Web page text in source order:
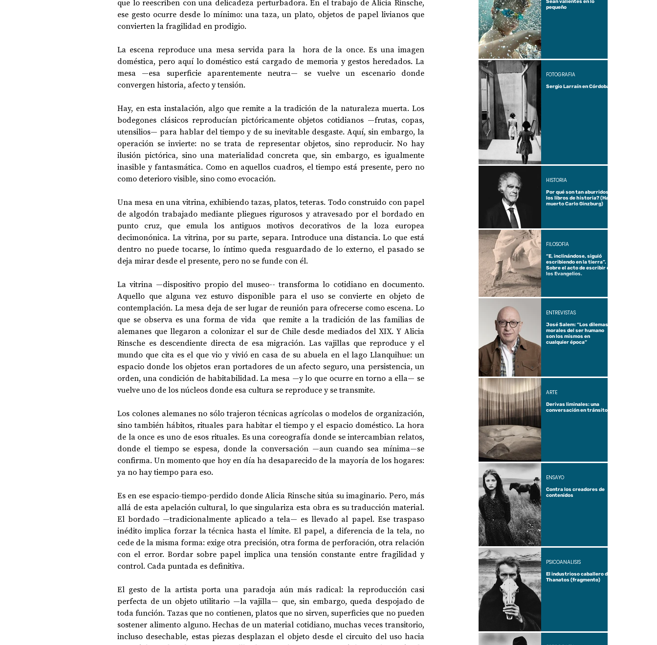
CIENCIA Y TECNOLOGÍA
que lo reescriben con una delicadeza perturbadora. En el trabajo de Alicia Rinsche,
ese gesto ocurre desde lo mínimo: una taza, un plato, objetos de papel livianos que
convierten la fragilidad en prodigio.
La escena reproduce una mesa servida para la  hora de la once. Es una imagen
doméstica, pero aquí lo doméstico está cargado de memoria y gestos heredados. La
mesa —esa superficie aparentemente neutra— se vuelve un escenario donde
convergen historia, afecto y tensión.
Hay, en esta instalación, algo que remite a la tradición de la naturaleza muerta. Los
bodegones clásicos reproducían pictóricamente objetos cotidianos —frutas, copas,
utensilios— para hablar del tiempo y de su inevitable desgaste. Aquí, sin embargo, la
operación se invierte: no se trata de representar objetos, sino reproducir. No hay
ilusión pictórica, sino una materialidad concreta que, sin embargo, es igualmente
inasible y fantasmática. Como en aquellos cuadros, el tiempo está presente, pero no
como deterioro visible, sino como evocación.
Una mesa en una vitrina, exhibiendo tazas, platos, teteras. Todo construido con papel
de algodón trabajado mediante pliegues rigurosos y atravesado por el bordado en
punto cruz, que emula los antiguos motivos decorativos de la loza europea
decimonónica. La vitrina, por su parte, separa. Introduce una distancia. Lo que está
dentro no puede tocarse, lo íntimo queda resguardado de lo externo, el pasado se
deja mirar desde el presente, pero no se funde con él.
La vitrina —dispositivo propio del museo-- transforma lo cotidiano en documento.
Aquello que alguna vez estuvo disponible para el uso se convierte en objeto de
contemplación. La mesa deja de ser lugar de reunión para ofrecerse como escena. Lo
que se observa es una forma de vida  que remite a la tradición de las familias de
alemanes que llegaron a colonizar el sur de Chile desde mediados del XIX. Y Alicia
Rinsche es descendiente directa de esa migración. Las vajillas que reproduce y el
mundo que cita es el que vio y vivió en casa de su abuela en el lago Llanquihue: un
espacio donde los objetos eran portadores de un afecto seguro, una persistencia, un
orden, una condición de habitabilidad. La mesa —y lo que ocurre en torno a ella— se
vuelve uno de los núcleos donde esa cultura se reproduce y se transmite.
Los colones alemanes no sólo trajeron técnicas agrícolas o modelos de organización,
sino también hábitos, rituales para habitar el tiempo y el espacio doméstico. La hora
de la once es uno de esos rituales. Es una coreografía donde se intercambian relatos,
donde el tiempo se espesa, donde la conversación —aun cuando sea mínima—se
confirma. Un momento que hoy en día ha desaparecido de la mayoría de los hogares:
ya no hay tiempo para eso.
Es en ese espacio-tiempo-perdido donde Alicia Rinsche sitúa su imaginario. Pero, más
allá de esta apelación cultural, lo que singulariza esta obra es su traducción material.
El bordado —tradicionalmente aplicado a tela— es llevado al papel. Ese traspaso
inédito implica forzar la técnica hasta el límite. El papel, a diferencia de la tela, no
cede de la misma forma: exige otra precisión, otra forma de perforación, otra relación
con el error. Bordar sobre papel implica una tensión constante entre fragilidad y
control. Cada puntada es definitiva.
El gesto de la artista porta una paradoja aún más radical: la reproducción casi
perfecta de un objeto utilitario —la vajilla— que, sin embargo, queda despojado de
toda función. Tazas que no contienen, platos que no sirven, superficies que no pueden
sostener alimento alguno. Hechas de un material cotidiano, muchas veces transitorio,
incluso desechable, estas piezas desplazan el objeto desde el circuito del uso hacia
Sean valientes en lo
pequeño
Sergio Larraín en Córdoba
FOTOGRAFÍA
Por qué son tan aburridos
los libros de historia? (Ha
muerto Carlo Ginzburg)
HISTORIA
“E, inclinándose, siguió
escribiendo en la tierra”.
Sobre el acto de escribir en
los Evangelios.
FILOSOFÍA
José Salem: “Los dilemas
morales del ser humano
son los mismos en
cualquier época”
ENTREVISTAS
Derivas liminales: una
conversación en tránsito
ARTE
Contra los creadores de
contenidos
ENSAYO
El industrioso caballero de
Thanatos (fragmento)
PSICOANÁLISIS